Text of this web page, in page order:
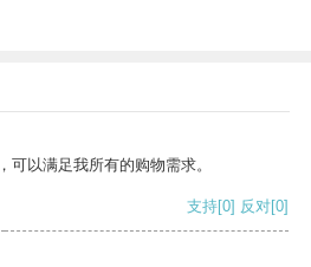
可以满足我所有的购物需求。
支持[0] 反对[0]